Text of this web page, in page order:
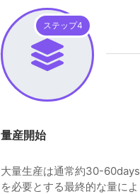
ステップ4
量産開始
大量生産は通常約30-60days
を必要とする最終的な量によ